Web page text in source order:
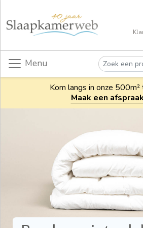
Menu
Kom langs in onze
Maak een afspraak